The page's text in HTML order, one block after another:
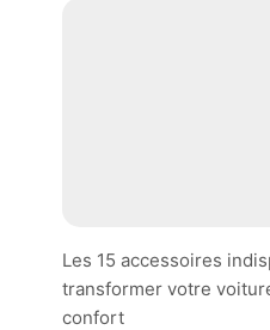
Les 15 accessoires
transformer votre
confort